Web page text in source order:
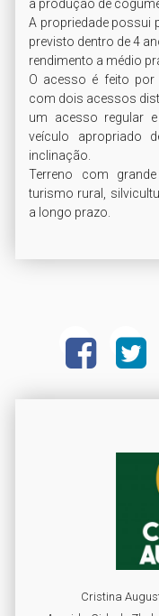
Cristina
a produção de
A propriedade possui
previsto dentro de 4
rendimento a médio
O acesso é feito por
com dois acessos
um acesso regular
veículo apropriado
inclinação.
Terreno com
turismo rural,
a longo prazo.